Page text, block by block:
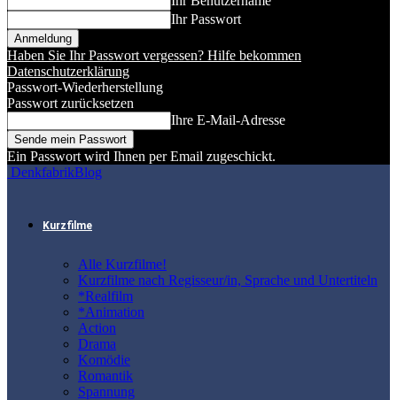
Ihr Passwort
Haben Sie Ihr Passwort vergessen? Hilfe bekommen
Datenschutzerklärung
Passwort-Wiederherstellung
Passwort zurücksetzen
Ihre E-Mail-Adresse
Ein Passwort wird Ihnen per Email zugeschickt.
DenkfabrikBlog
Kurzfilme
Alle Kurzfilme!
Kurzfilme nach Regisseur/in, Sprache und Untertiteln
*Realfilm
*Animation
Action
Drama
Komödie
Romantik
Spannung